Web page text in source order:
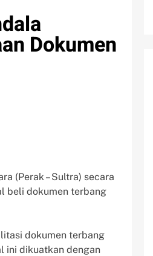
Dokumen
(Perak – Sultra) secara
beli dokumen terbang
dokumen terbang
ini dikuatkan dengan